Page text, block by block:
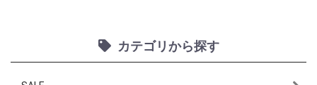
カテゴリから探す